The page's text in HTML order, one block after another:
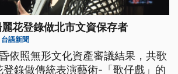
花登錄做北市文資保存者
台語新聞
依照無形文化資產審議結果，共歌
錄做傳統表演藝術-「歌仔戲」的